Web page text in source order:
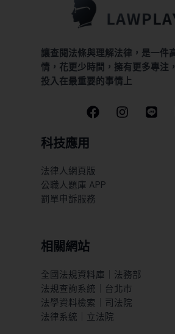
讓查閱法條與理解法律，是一件
情，花更少時間，擁有更多專注
投入在最重要的事情上
科技應用
法律人網頁版
公職人題庫 APP
罰單申訴服務
相關網站
全國法規資料庫｜法務部
法規查詢系統｜台北市
法學資料檢索｜司法院
法律系統｜立法院